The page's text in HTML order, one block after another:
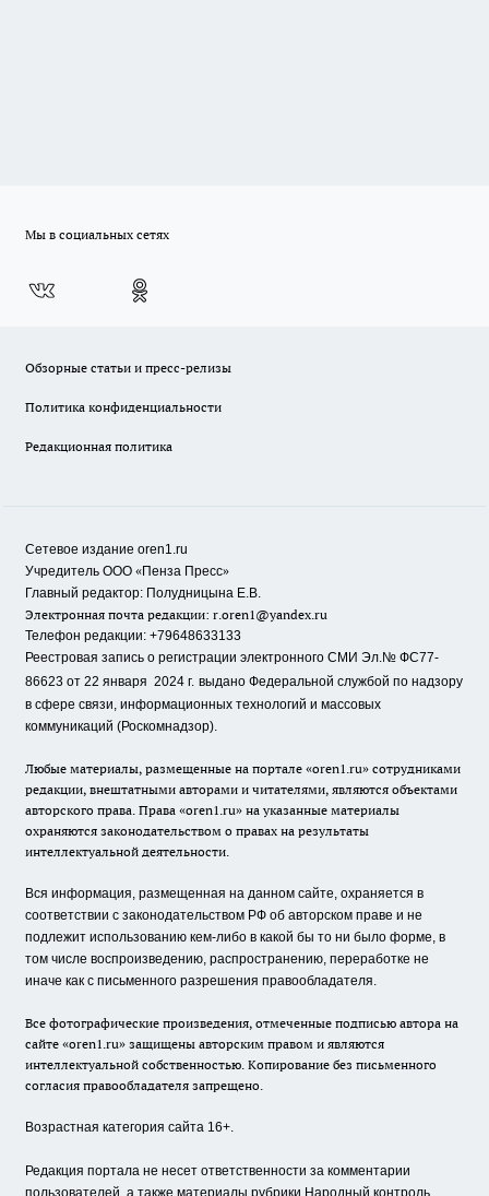
Мы в социальных сетях
Обзорные статьи и пресс-релизы
Политика конфиденциальности
Редакционная политика
Сетевое издание oren1.ru
Учредитель ООО «Пенза Пресс»
Главный редактор: Полудницына Е.В.
Электронная почта редакции: r.oren1@yandex.ru
Телефон редакции: +79648633133
Реестровая запись о регистрации электронного СМИ Эл.№ ФС77-
86623 от 22 января 2024 г. выдано Федеральной службой по надзору
в сфере связи, информационных технологий и массовых
коммуникаций (Роскомнадзор).
Любые материалы, размещенные на портале «oren1.ru» сотрудниками
редакции, внештатными авторами и читателями, являются объектами
авторского права. Права «oren1.ru» на указанные материалы
охраняются законодательством о правах на результаты
интеллектуальной деятельности.
Вся информация, размещенная на данном сайте, охраняется в
соответствии с законодательством РФ об авторском праве и не
подлежит использованию кем-либо в какой бы то ни было форме, в
том числе воспроизведению, распространению, переработке не
иначе как с письменного разрешения правообладателя.
Все фотографические произведения, отмеченные подписью автора на
сайте «oren1.ru» защищены авторским правом и являются
интеллектуальной собственностью. Копирование без письменного
согласия правообладателя запрещено.
Возрастная категория сайта 16+.
Редакция портала не несет ответственности за комментарии